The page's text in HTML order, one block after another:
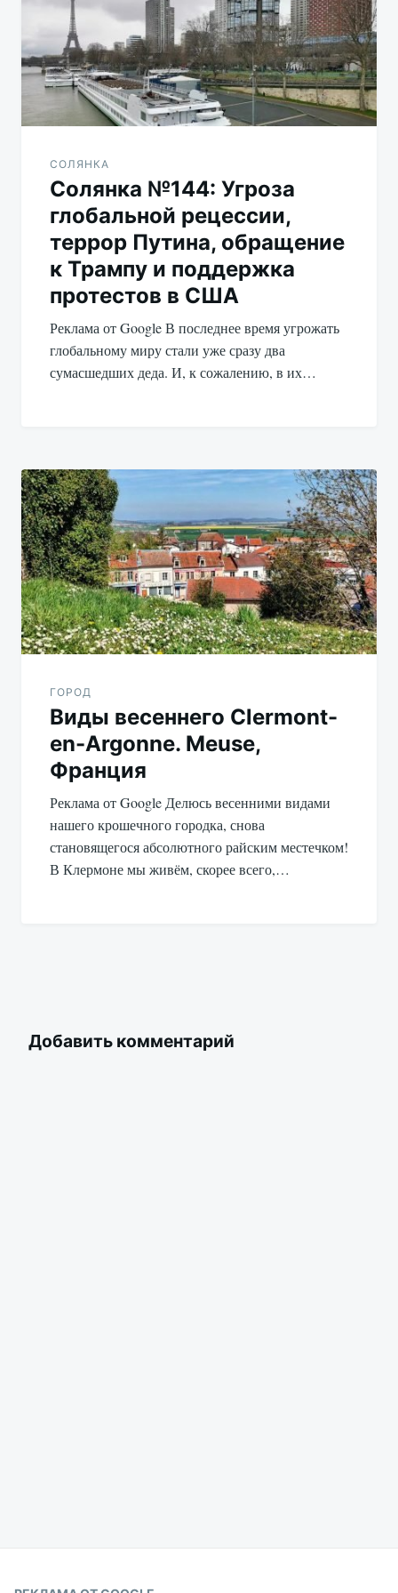
записям
СОЛЯНКА
Солянка №144: Угроза
глобальной рецессии,
террор Путина, обращение
к Трампу и поддержка
протестов в США
Реклама от Google В последнее время угрожать
глобальному миру стали уже сразу два
сумасшедших деда. И, к сожалению, в их…
ГОРОД
Виды весеннего Clermont-
en-Argonne. Meuse,
Франция
Реклама от Google Делюсь весенними видами
нашего крошечного городка, снова
становящегося абсолютного райским местечком!
В Клермоне мы живём, скорее всего,…
Добавить комментарий